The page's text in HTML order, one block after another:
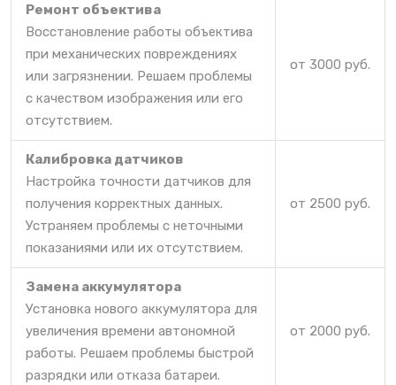
Ремонт объектива
Восстановление работы объектива
при механических повреждениях
или загрязнении. Решаем проблемы
с качеством изображения или его
отсутствием.
от 3000 руб.
Калибровка датчиков
Настройка точности датчиков для
получения корректных данных.
Устраняем проблемы с неточными
показаниями или их отсутствием.
от 2500 руб.
Замена аккумулятора
Установка нового аккумулятора для
увеличения времени автономной
работы. Решаем проблемы быстрой
разрядки или отказа батареи.
от 2000 руб.